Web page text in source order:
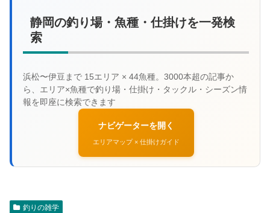
静岡の釣り場・魚種・仕掛けを一発検
索
ナビゲーターを開く
エリアマップ × 仕掛けガイド
釣りの雑学